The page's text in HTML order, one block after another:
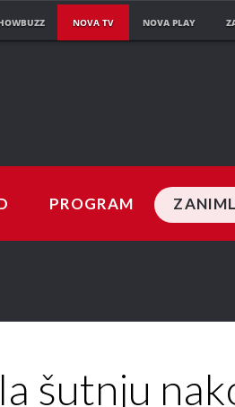
NOVA TV NOVA PLAY
PROGRAM
šutnju